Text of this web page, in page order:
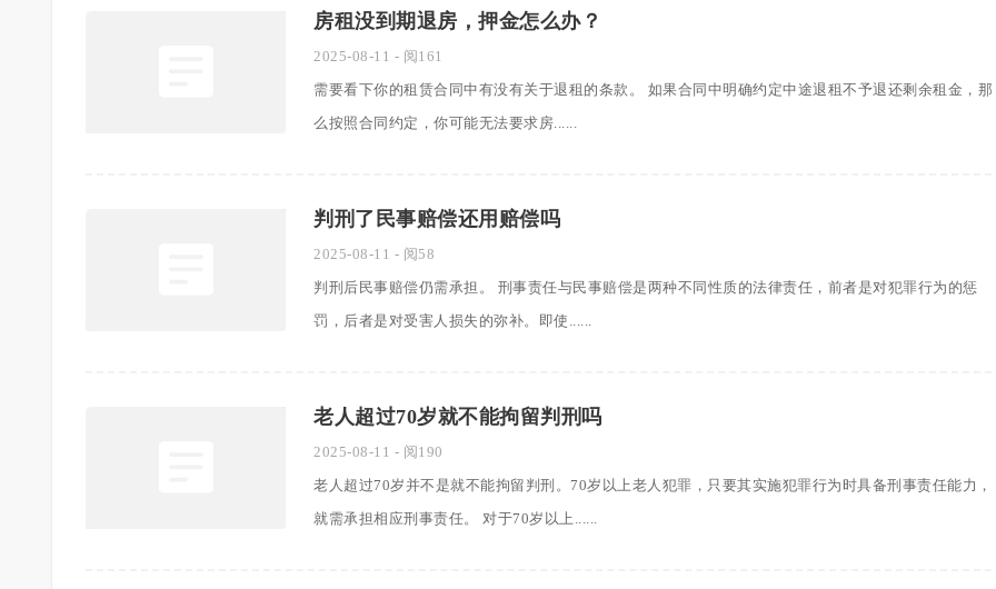
房租没到期退房，押金怎么办？
2025-08-11 - 阅161
需要看下你的租赁合同中有没有关于退租的条款。 如果合同中明确约定中途退租不予退还剩余租金，那
么按照合同约定，你可能无法要求房......
判刑了民事赔偿还用赔偿吗
2025-08-11 - 阅58
判刑后民事赔偿仍需承担。 刑事责任与民事赔偿是两种不同性质的法律责任，前者是对犯罪行为的惩
罚，后者是对受害人损失的弥补。即使......
老人超过70岁就不能拘留判刑吗
2025-08-11 - 阅190
老人超过70岁并不是就不能拘留判刑。70岁以上老人犯罪，只要其实施犯罪行为时具备刑事责任能力，
就需承担相应刑事责任。 对于70岁以上......